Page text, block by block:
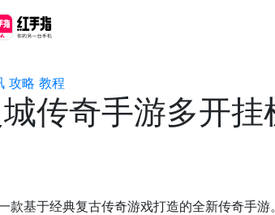
攻略 教程
传奇手游多开
基于经典复古传奇游戏打造的全新传奇手游